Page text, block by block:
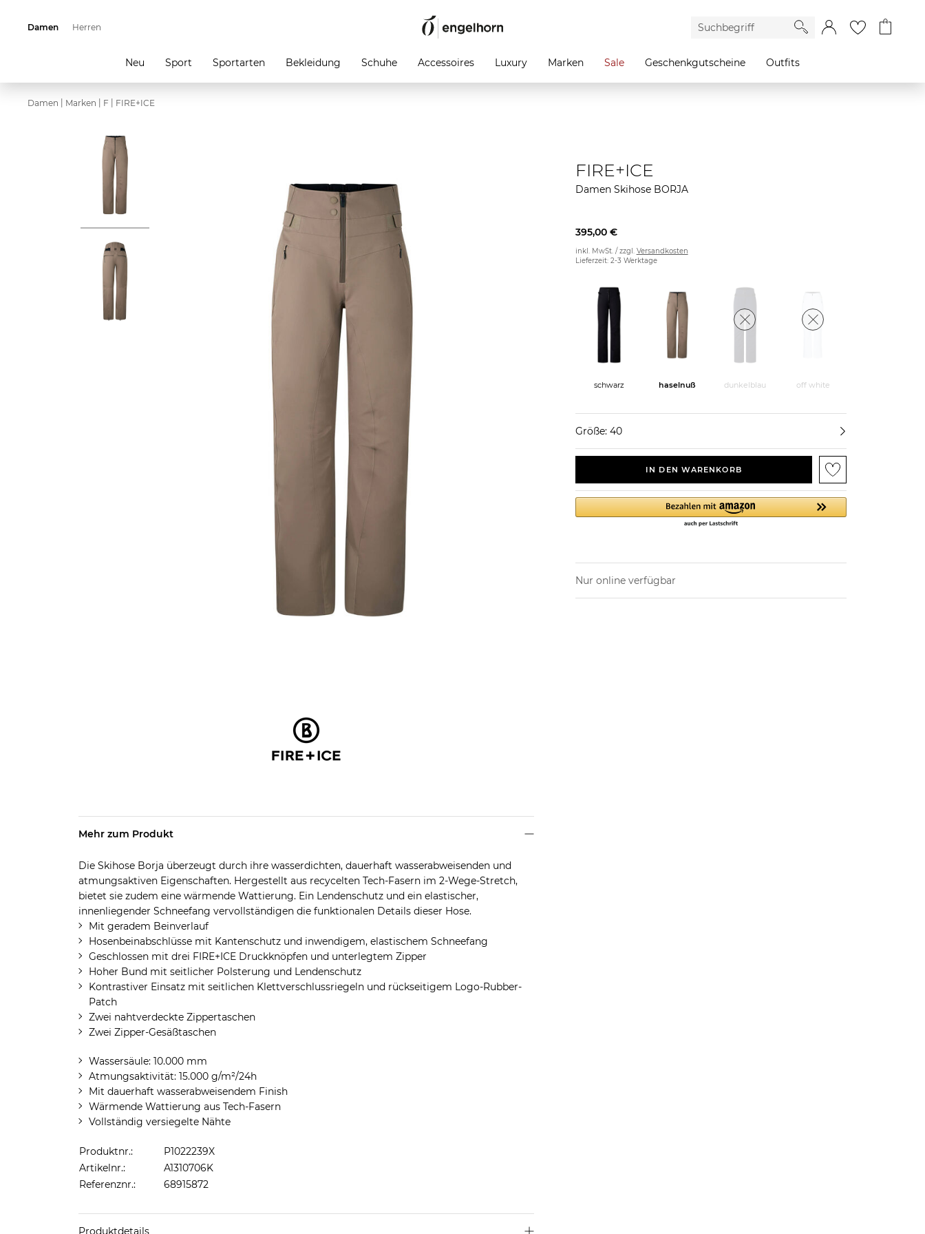
Damen
Neu Sport Sportarten Bekleidung Schuhe Accessoires Luxury Marken Sale Geschenkgutscheine Outfits
Herren
Damen Marken F FIRE+ICE
FIRE+ICE
Damen Skihose BORJA
395,00 €
inkl. MwSt. / zzgl. Versandkosten
Lieferzeit: 2-3 Werktage
schwarz haselnuß dunkelblau off white
Größe: 40
IN DEN WARENKORB
Nur online verfügbar
Mehr zum Produkt
Die Skihose Borja überzeugt durch ihre wasserdichten, dauerhaft wasserabweisenden und
atmungsaktiven Eigenschaften. Hergestellt aus recycelten Tech-Fasern im 2-Wege-Stretch,
bietet sie zudem eine wärmende Wattierung. Ein Lendenschutz und ein elastischer,
innenliegender Schneefang vervollständigen die funktionalen Details dieser Hose.
Mit geradem Beinverlauf
Hosenbeinabschlüsse mit Kantenschutz und inwendigem, elastischem Schneefang
Geschlossen mit drei FIRE+ICE Druckknöpfen und unterlegtem Zipper
Hoher Bund mit seitlicher Polsterung und Lendenschutz
Kontrastiver Einsatz mit seitlichen Klettverschlussriegeln und rückseitigem Logo-Rubber-
Patch
Zwei nahtverdeckte Zippertaschen
Zwei Zipper-Gesäßtaschen
Wassersäule: 10.000 mm
Atmungsaktivität: 15.000 g/m²/24h
Mit dauerhaft wasserabweisendem Finish
Wärmende Wattierung aus Tech-Fasern
Vollständig versiegelte Nähte
Produktnr.:
P1022239X
Artikelnr.:
A1310706K
Referenznr.:
68915872
Produktdetails